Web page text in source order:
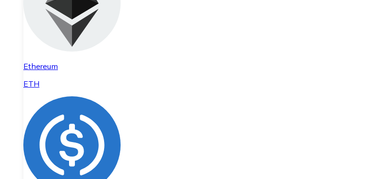
Ethereum
ETH